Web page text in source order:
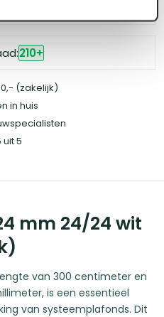
210+
(zakelijk)
in huis
5
mm 24/24 wit
van 300 centimeter en
is een essentieel
van systeemplafonds. Dit